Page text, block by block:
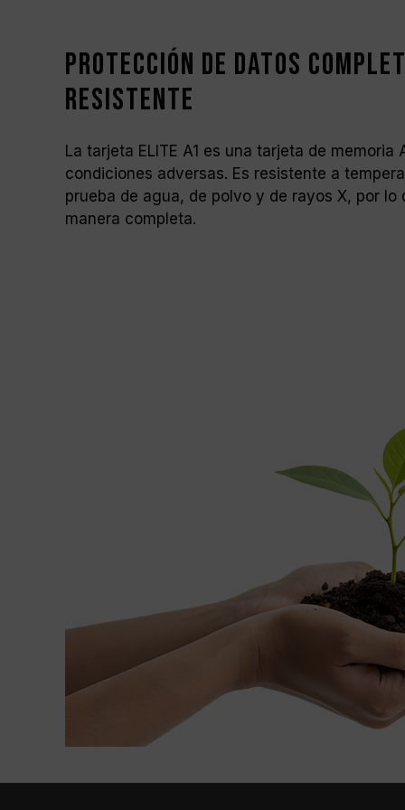
Protección de datos
resistente
La tarjeta ELITE A1 es una tarjeta de memoria
condiciones adversas. Es resistente a
prueba de agua, de polvo y de rayos X, por
manera completa.